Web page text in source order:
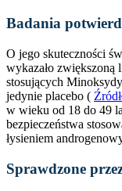
Badania
O jego skuteczności
wykazało zwiększoną
stosujących
jedynie placebo (
w wieku od 18 do 49
bezpieczeństwa
łysieniem
Sprawdzone